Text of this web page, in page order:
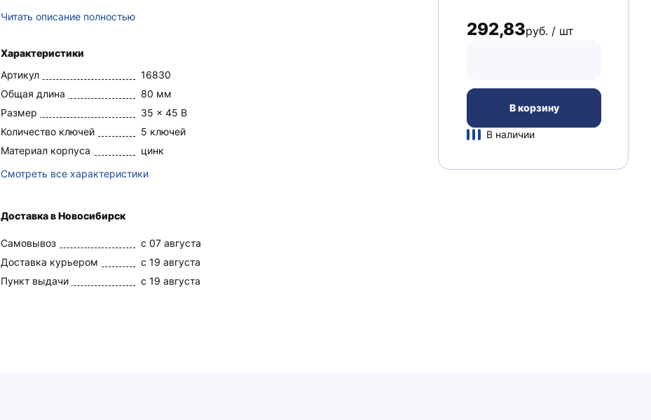
Читать описание полностью
Характеристики
Артикул
16830
Общая длина
80 мм
Размер
35 x 45 В
Количество ключей
5 ключей
Материал корпуса
цинк
Смотреть все характеристики
Доставка в Новосибирск
Самовывоз
c 07 августа
Доставка курьером
c 19 августа
Пункт выдачи
c 19 августа
292,83руб. / шт
В корзину
В наличии